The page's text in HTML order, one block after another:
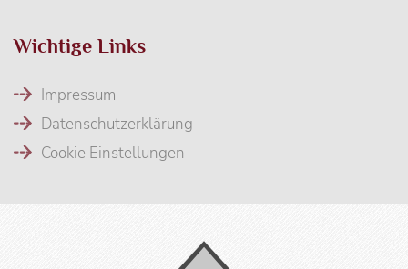
Wichtige Links
Impressum
Datenschutzerklärung
Cookie Einstellungen